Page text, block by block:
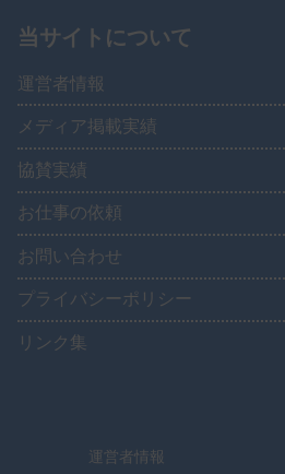
当サイトについて
運営者情報
メディア掲載実績
協賛実績
お仕事の依頼
お問い合わせ
プライバシーポリシー
リンク集
運営者情報